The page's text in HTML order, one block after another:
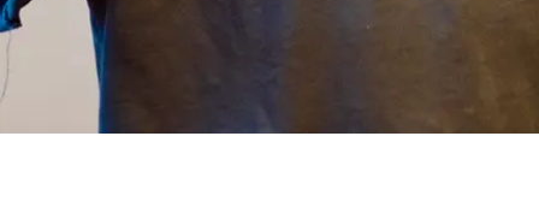
Т-Банк Журнал
продакт-менеджмент и Advanced
YouTube
продукта